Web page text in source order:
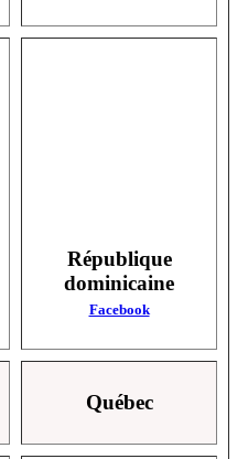
République
dominicaine
Facebook
Québec